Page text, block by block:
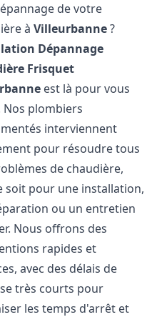
de votre
àVilleurbanne?
Dépannage
Frisquet
est là pour vous
Nos plombiers
interviennent
pour résoudre tous
de chaudière,
soit pour une installation,
ou un entretien
Nous offrons des
rapides et
avec des délais de
très courts pour
les temps d'arrêt et